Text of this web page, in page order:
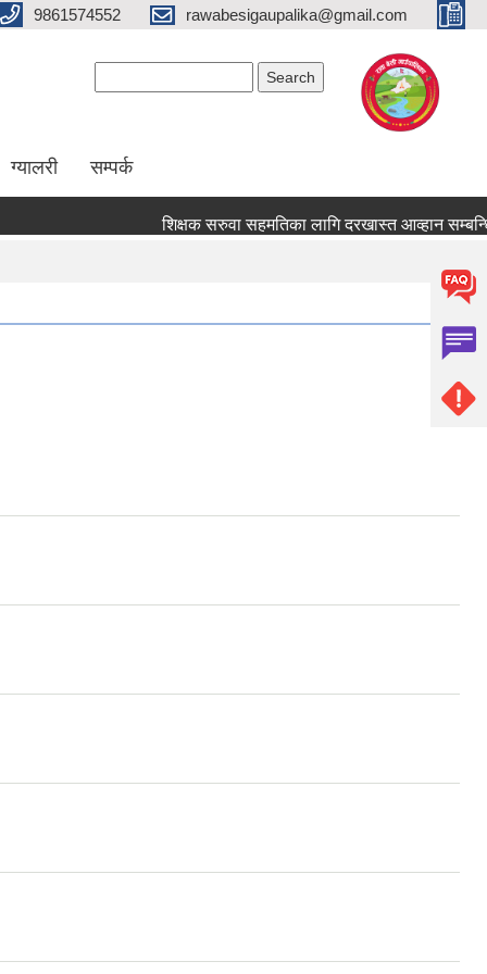
9861574552 rawabesigaupalika@gmail.com
ग्यालरी सम्पर्क
शिक्षक सरुवा सहमतिका लागि दरखास्त आव्हान सम्बन्धि